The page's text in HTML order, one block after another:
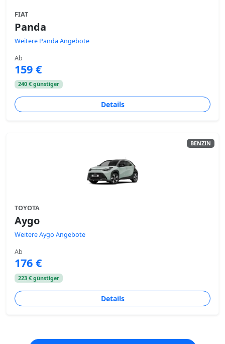
FIAT
Panda
Weitere Panda Angebote
Ab
159 €
240 € günstiger
Details
BENZIN
TOYOTA
Aygo
Weitere Aygo Angebote
Ab
176 €
223 € günstiger
Details